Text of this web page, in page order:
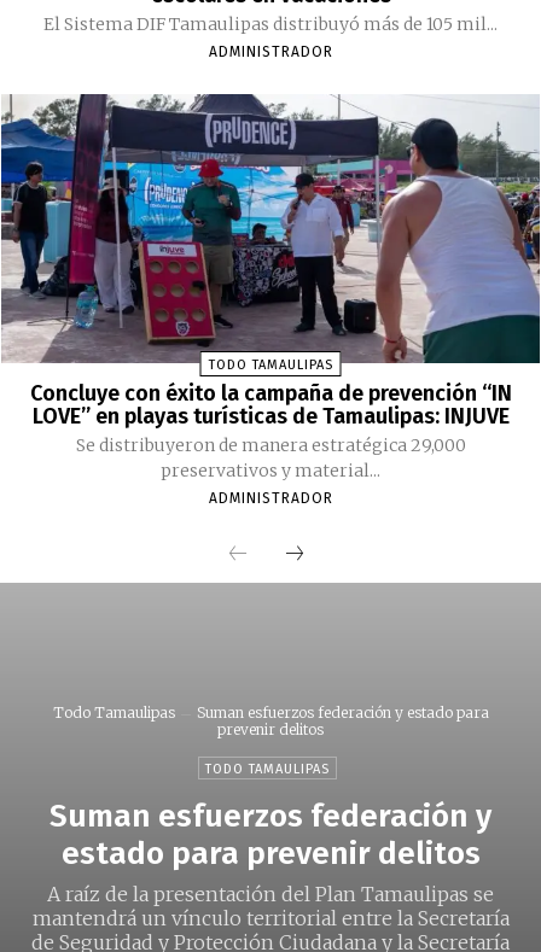
El Sistema DIF Tamaulipas distribuyó más de 105 mil...
ADMINISTRADOR
TODO TAMAULIPAS
Concluye con éxito la campaña de prevención “IN
LOVE” en playas turísticas de Tamaulipas: INJUVE
Se distribuyeron de manera estratégica 29,000
preservativos y material...
ADMINISTRADOR